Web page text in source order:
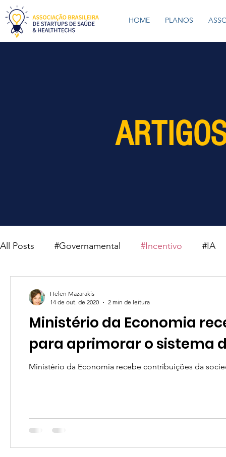
HOME PLANOS
All Posts #Governamental #Incentivo #IA
Ministério da Economia
para aprimorar o sistema
Ministério da Economia recebe contribuições da
Helen Mazarakis
14 de out. de 2020
2 min de leitura